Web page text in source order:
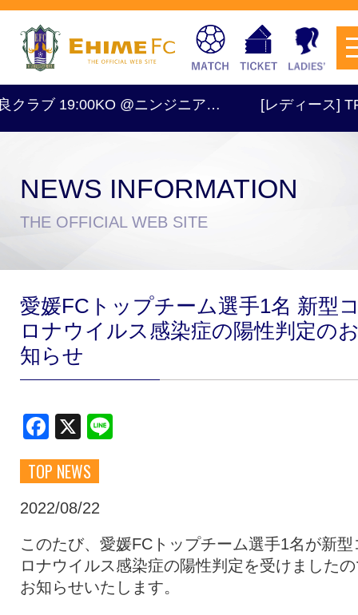
試合日程・結果 アクセス
クラブ・会社情報 レディース
ファンクラブ
チケットを購入
トップチーム アカデミー
ブ 19:00KO @ニンジニア… [レディース] TRM
NEWS INFORMATION
THE OFFICIAL WEB SITE
愛媛FCトップチーム選手1名 新型
ロナウイルス感染症の陽性判定の
知らせ
Facebook
X
TOP NEWS
2022/08/22
このたび、愛媛FCトップチーム選手1名が新型
ロナウイルス感染症の陽性判定を受けました
お知らせいたします。